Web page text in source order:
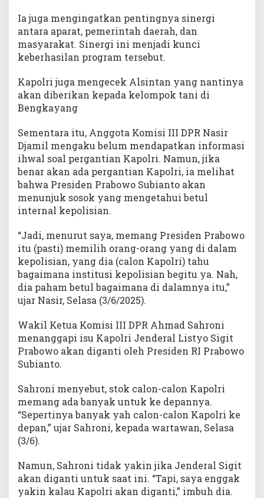
Ia juga mengingatkan pentingnya sinergi
antara aparat, pemerintah daerah, dan
masyarakat. Sinergi ini menjadi kunci
keberhasilan program tersebut.
Kapolri juga mengecek Alsintan yang nantinya
akan diberikan kepada kelompok tani di
Bengkayang
Sementara itu, Anggota Komisi III DPR Nasir
Djamil mengaku belum mendapatkan informasi
ihwal soal pergantian Kapolri. Namun, jika
benar akan ada pergantian Kapolri, ia melihat
bahwa Presiden Prabowo Subianto akan
menunjuk sosok yang mengetahui betul
internal kepolisian.
“Jadi, menurut saya, memang Presiden Prabowo
itu (pasti) memilih orang-orang yang di dalam
kepolisian, yang dia (calon Kapolri) tahu
bagaimana institusi kepolisian begitu ya. Nah,
dia paham betul bagaimana di dalamnya itu,”
ujar Nasir, Selasa (3/6/2025).
Wakil Ketua Komisi III DPR Ahmad Sahroni
menanggapi isu Kapolri Jenderal Listyo Sigit
Prabowo akan diganti oleh Presiden RI Prabowo
Subianto.
Sahroni menyebut, stok calon-calon Kapolri
memang ada banyak untuk ke depannya.
“Sepertinya banyak yah calon-calon Kapolri ke
depan,” ujar Sahroni, kepada wartawan, Selasa
(3/6).
Namun, Sahroni tidak yakin jika Jenderal Sigit
akan diganti untuk saat ini. “Tapi, saya enggak
yakin kalau Kapolri akan diganti,” imbuh dia.